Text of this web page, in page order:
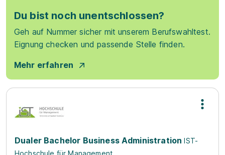
Du bist noch unentschlossen?
Geh auf Nummer sicher mit unserem Berufswahltest.
Eignung checken und passende Stelle finden.
Mehr erfahren
Dualer Bachelor Business Administration IST-
Hochschule für Management